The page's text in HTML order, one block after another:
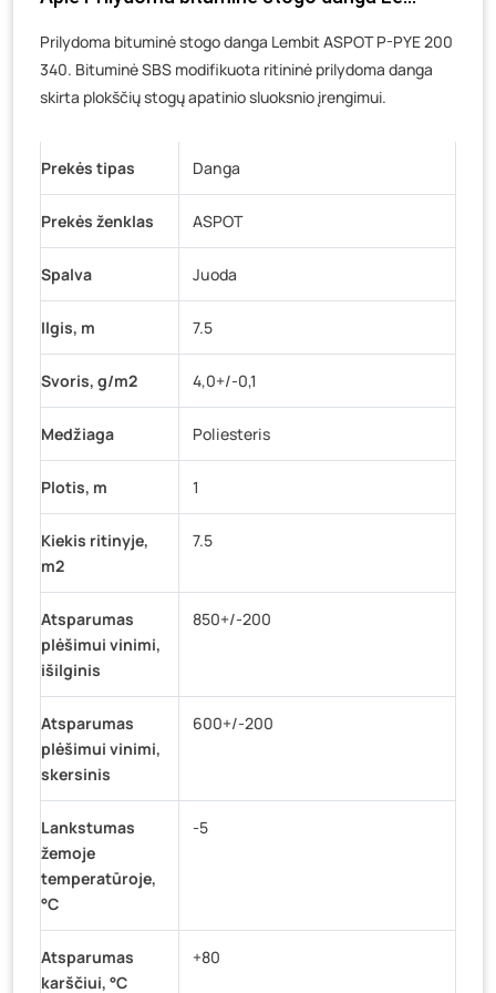
Veteranų g. 11, Visaginas- 12 rulonų
Baravykų g. 1, Druskininkai - 42 rulonai
Vilniaus g. 89D, Ukmergė- 30 rulonų
K. Donelaičio g. 17, Rokiškis
Šaltupės g. 64, Zarasai
Prilydoma bituminė stogo danga Lembit ASPOT P-PYE 200
340. Bituminė SBS modifikuota ritininė prilydoma danga
skirta plokščių stogų apatinio sluoksnio įrengimui.
Prekės tipas Danga
Prekės ženklas ASPOT
Spalva Juoda
Ilgis, m 7.5
Svoris, g/m2 4,0+/-0,1
Medžiaga Poliesteris
Plotis, m 1
Kiekis ritinyje,
m2
7.5
Atsparumas
plėšimui vinimi,
išilginis
850+/-200
Atsparumas
plėšimui vinimi,
skersinis
600+/-200
Lankstumas
žemoje
temperatūroje,
°C
-5
Atsparumas
karščiui, °C
+80